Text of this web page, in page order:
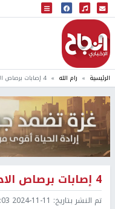
البث المباشر
إذاعة النجاح
الرئيسية رام الله 4 إصابات برصاص الاحتلال شمال رام الله
4 إصابات برصاص الاحتلال شمال رام الله
تم النشر بتاريخ: 2024-11-11 10:03